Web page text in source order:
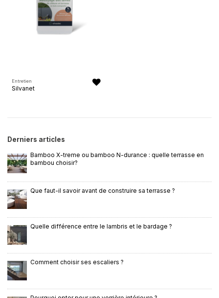
Entretien
Silvanet
Derniers articles
Bamboo X-treme ou bamboo N-durance : quelle terrasse en
bambou choisir?
Que faut-il savoir avant de construire sa terrasse ?
Quelle différence entre le lambris et le bardage ?
Comment choisir ses escaliers ?